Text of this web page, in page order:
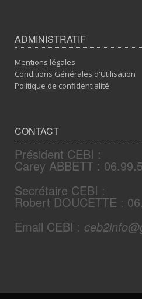
ADMINISTRATIF
Mentions légales
Conditions Générales d'Utilisation
Politique de confidentialité
CONTACT
Président CEBI :
Carey ABBETT :
Secrétaire CEBI :
Robert DOUCETTE :
Email CEBI :